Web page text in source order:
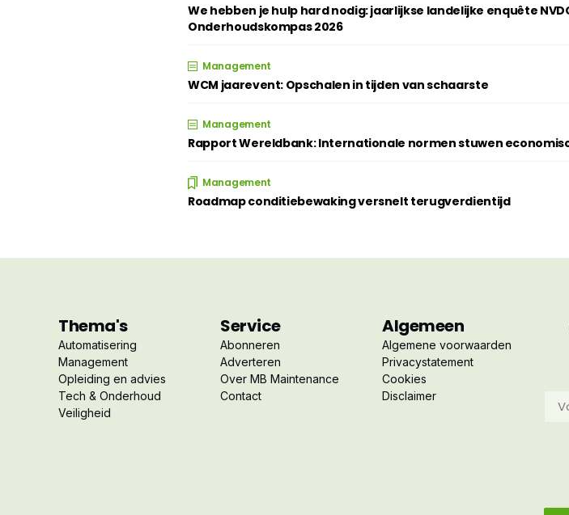
We hebben je hulp hard nodig: jaarlijkse landelijke enquête
Onderhoudskompas 2026
Management
WCM jaarevent: Opschalen in tijden van schaarste
Management
Rapport Wereldbank: Internationale normen stuwen
Management
Roadmap conditiebewaking versnelt terugverdientijd
Thema's
Automatisering
Management
Opleiding en advies
Tech & Onderhoud
Veiligheid
Service
Abonneren
Adverteren
Over MB Maintenance
Contact
Algemeen
Algemene voorwaarden
Privacystatement
Cookies
Disclaimer